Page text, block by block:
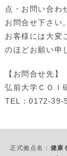
点・お問い合わ
お問合せ下さい。
お客様には大変
のほどお願い申
【お問合せ先】
弘前大学ＣＯＩ
TEL：0172-39-
正式拠点名： 健康